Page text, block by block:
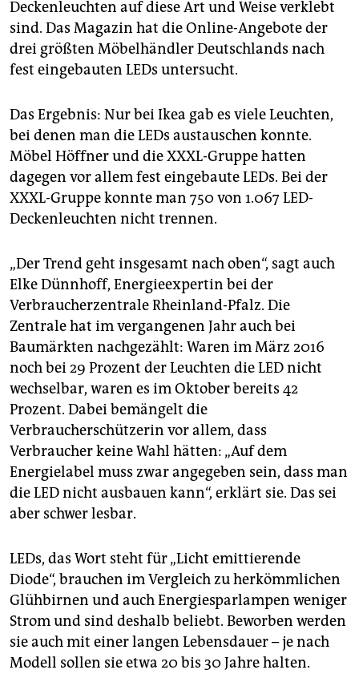
Deckenleuchten auf diese Art und Weise verklebt
sind. Das Magazin hat die Online-Angebote der
drei größten Möbelhändler Deutschlands nach
fest eingebauten LEDs untersucht.
Das Ergebnis: Nur bei Ikea gab es viele Leuchten,
bei denen man die LEDs austauschen konnte.
Möbel Höffner und die XXXL-Gruppe hatten
dagegen vor allem fest eingebaute LEDs. Bei der
XXXL-Gruppe konnte man 750 von 1.067 LED-
Deckenleuchten nicht trennen.
„Der Trend geht insgesamt nach oben“, sagt auch
Elke Dünnhoff, Energieexpertin bei der
Verbraucherzentrale Rheinland-Pfalz. Die
Zentrale hat im vergangenen Jahr auch bei
Baumärkten nachgezählt: Waren im März 2016
noch bei 29 Prozent der Leuchten die LED nicht
wechselbar, waren es im Oktober bereits 42
Prozent. Dabei bemängelt die
Verbraucherschützerin vor allem, dass
Verbraucher keine Wahl hätten: „Auf dem
Energielabel muss zwar ange­geben sein, dass man
die LED nicht ausbauen kann“, erklärt sie. Das sei
aber schwer lesbar.
LEDs, das Wort steht für „Licht ­emittierende
Diode“, brauchen im Vergleich zu herkömmlichen
Glühbirnen und auch Energiesparlampen weniger
Strom und sind deshalb beliebt. Beworben werden
sie auch mit einer langen Lebensdauer – je nach
Modell sollen sie etwa 20 bis 30 Jahre halten.